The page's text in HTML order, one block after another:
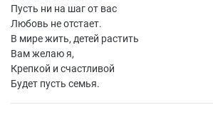
Пусть ни на шаг от вас
Любовь не отстает.
В мире жить, детей растить
Вам желаю я,
Крепкой и счастливой
Будет пусть семья.